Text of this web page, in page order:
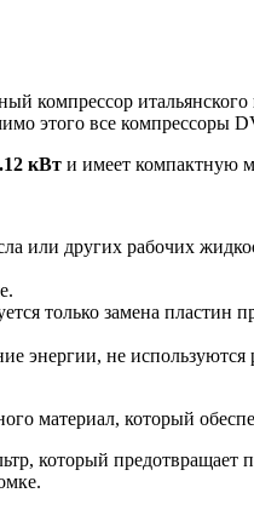
компрессор
этого все компрессоры
кВт и имеет компактную
или других рабочих
только замена пластин
энергии, не
материал, который
который